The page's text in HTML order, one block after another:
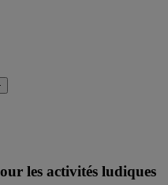
les activités ludiques